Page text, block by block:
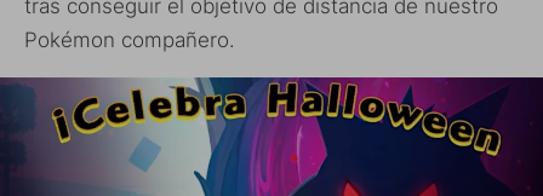
tras conseguir el objetivo de distancia de nuestro
Pokémon compañero.